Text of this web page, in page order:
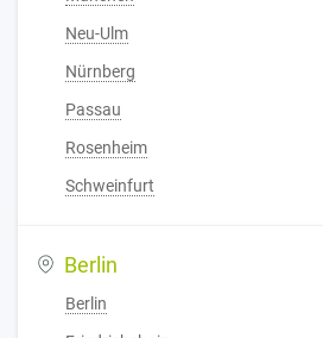
Neu-Ulm
Nürnberg
Passau
Rosenheim
Schweinfurt
Berlin
Berlin